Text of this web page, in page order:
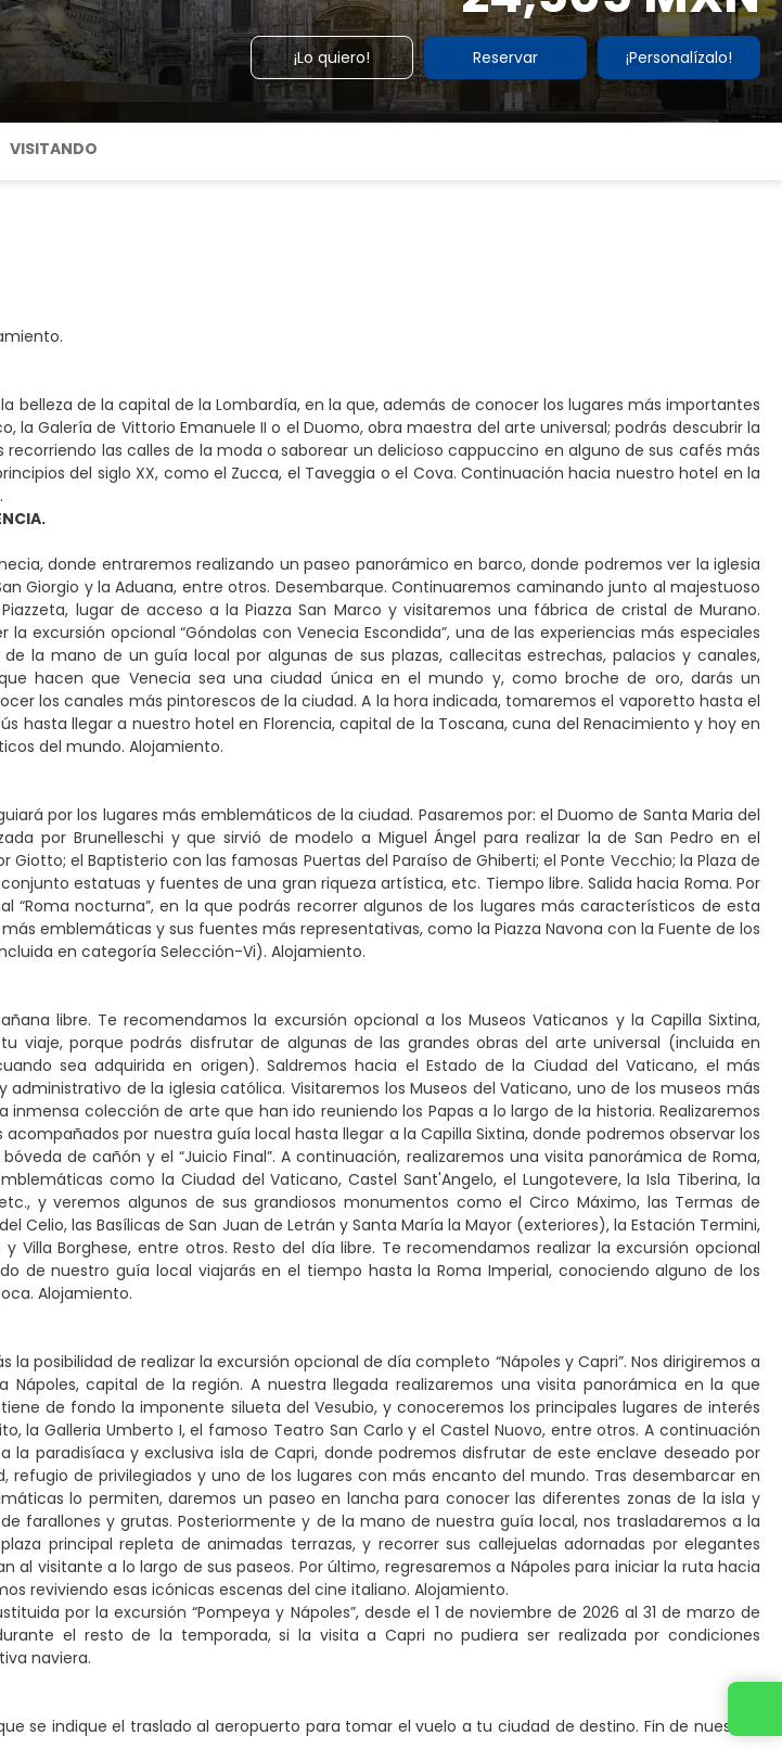
¡Lo quiero! Reservar ¡Personalízalo!
VISITANDO
belleza de la capital de la Lombardía, en la que, además de conocer los lugares más importantes
la Galería de Vittorio Emanuele II o el Duomo, obra maestra del arte universal; podrás descubrir la
recorriendo las calles de la moda o saborear un delicioso cappuccino en alguno de sus cafés más
del siglo XX, como el Zucca, el Taveggia o el Cova. Continuación hacia nuestro hotel en la
donde entraremos realizando un paseo panorámico en barco, donde podremos ver la iglesia
Giorgio y la Aduana, entre otros. Desembarque. Continuaremos caminando junto al majestuoso
lugar de acceso a la Piazza San Marco y visitaremos una fábrica de cristal de Murano.
la excursión opcional “Góndolas con Venecia Escondida”, una de las experiencias más especiales
la mano de un guía local por algunas de sus plazas, callecitas estrechas, palacios y canales,
hacen que Venecia sea una ciudad única en el mundo y, como broche de oro, darás un
los canales más pintorescos de la ciudad. A la hora indicada, tomaremos el vaporetto hasta el
hasta llegar a nuestro hotel en Florencia, capital de la Toscana, cuna del Renacimiento y hoy en
del mundo. Alojamiento.
por los lugares más emblemáticos de la ciudad. Pasaremos por: el Duomo de Santa Maria del
por Brunelleschi y que sirvió de modelo a Miguel Ángel para realizar la de San Pedro en el
el Baptisterio con las famosas Puertas del Paraíso de Ghiberti; el Ponte Vecchio; la Plaza de
estatuas y fuentes de una gran riqueza artística, etc. Tiempo libre. Salida hacia Roma. Por
“Roma nocturna”, en la que podrás recorrer algunos de los lugares más característicos de esta
emblemáticas y sus fuentes más representativas, como la Piazza Navona con la Fuente de los
en categoría Selección-Vi). Alojamiento.
libre. Te recomendamos la excursión opcional a los Museos Vaticanos y la Capilla Sixtina,
viaje, porque podrás disfrutar de algunas de las grandes obras del arte universal (incluida en
sea adquirida en origen). Saldremos hacia el Estado de la Ciudad del Vaticano, el más
de la iglesia católica. Visitaremos los Museos del Vaticano, uno de los museos más
colección de arte que han ido reuniendo los Papas a lo largo de la historia. Realizaremos
por nuestra guía local hasta llegar a la Capilla Sixtina, donde podremos observar los
de cañón y el “Juicio Final”. A continuación, realizaremos una visita panorámica de Roma,
como la Ciudad del Vaticano, Castel Sant'Angelo, el Lungotevere, la Isla Tiberina, la
y veremos algunos de sus grandiosos monumentos como el Circo Máximo, las Termas de
Celio, las Basílicas de San Juan de Letrán y Santa María la Mayor (exteriores), la Estación Termini,
Villa Borghese, entre otros. Resto del día libre. Te recomendamos realizar la excursión opcional
de nuestro guía local viajarás en el tiempo hasta la Roma Imperial, conociendo alguno de los
Alojamiento.
la posibilidad de realizar la excursión opcional de día completo “Nápoles y Capri”. Nos dirigiremos a
capital de la región. A nuestra llegada realizaremos una visita panorámica en la que
de fondo la imponente silueta del Vesubio, y conoceremos los principales lugares de interés
la Galleria Umberto I, el famoso Teatro San Carlo y el Castel Nuovo, entre otros. A continuación
la paradisíaca y exclusiva isla de Capri, donde podremos disfrutar de este enclave deseado por
refugio de privilegiados y uno de los lugares con más encanto del mundo. Tras desembarcar en
lo permiten, daremos un paseo en lancha para conocer las diferentes zonas de la isla y
farallones y grutas. Posteriormente y de la mano de nuestra guía local, nos trasladaremos a la
principal repleta de animadas terrazas, y recorrer sus callejuelas adornadas por elegantes
al visitante a lo largo de sus paseos. Por último, regresaremos a Nápoles para iniciar la ruta hacia
reviviendo esas icónicas escenas del cine italiano. Alojamiento.
por la excursión “Pompeya y Nápoles”, desde el 1 de noviembre de 2026 al 31 de marzo de
el resto de la temporada, si la visita a Capri no pudiera ser realizada por condiciones
naviera.
se indique el traslado al aeropuerto para tomar el vuelo a tu ciudad de destino. Fin de nuestros